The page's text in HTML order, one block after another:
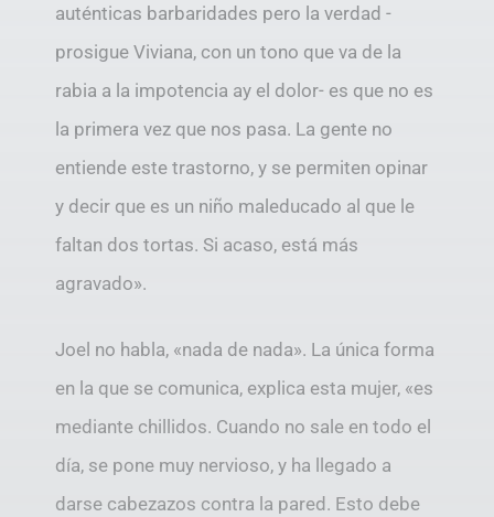
auténticas barbaridades pero la verdad -
prosigue Viviana, con un tono que va de la
rabia a la impotencia ay el dolor- es que no es
la primera vez que nos pasa. La gente no
entiende este trastorno, y se permiten opinar
y decir que es un niño maleducado al que le
faltan dos tortas. Si acaso, está más
agravado».
Joel no habla, «nada de nada». La única forma
en la que se comunica, explica esta mujer, «es
mediante chillidos. Cuando no sale en todo el
día, se pone muy nervioso, y ha llegado a
darse cabezazos contra la pared. Esto debe